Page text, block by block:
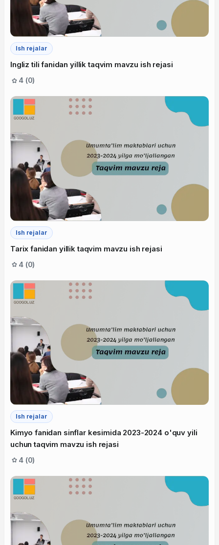
Ish rejalar
Ingliz tili fanidan yillik taqvim mavzu ish rejasi
4 (0)
Ish rejalar
Tarix fanidan yillik taqvim mavzu ish rejasi
4 (0)
Ish rejalar
Kimyo fanidan sinflar kesimida 2023-2024 o'quv yili
uchun taqvim mavzu ish rejasi
4 (0)